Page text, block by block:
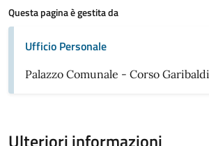
Questa pagina è gestita da
Ufficio Personale
Palazzo Comunale - Corso Garibaldi
Ulteriori informazioni